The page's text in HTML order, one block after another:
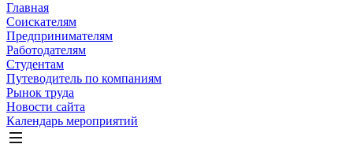
Главная
Соискателям
Предпринимателям
Работодателям
Студентам
Путеводитель по компаниям
Рынок труда
Новости сайта
Календарь мероприятий